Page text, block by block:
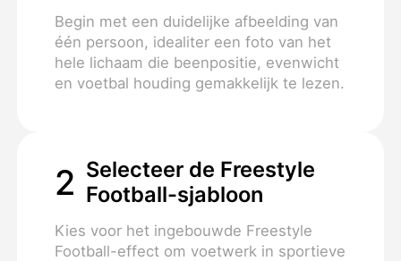
Begin met een duidelijke afbeelding van
één persoon, idealiter een foto van het
hele lichaam die beenpositie, evenwicht
en voetbal houding gemakkelijk te lezen.
2 Selecteer de Freestyle
Football-sjabloon
Kies voor het ingebouwde Freestyle
Football-effect om voetwerk in sportieve